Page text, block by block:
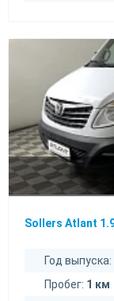
Sollers Atlant
Год выпуска:
Пробег: 1 км